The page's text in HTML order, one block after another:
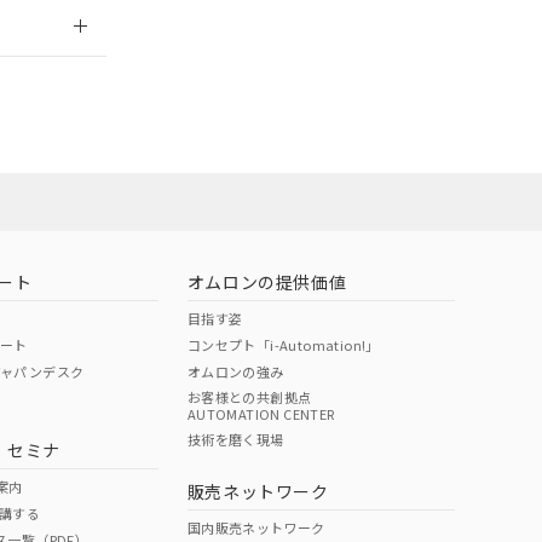
O O
ページへ
ください
ト
ト
パンデスク
セミナ
内
する
オムロンの提供価値
目指す姿
コンセプト「i-Automation!」
オムロンの強み
お客様との共創拠点
AUTOMATION CENTER
技術を磨く現場
販売ネットワーク
国内販売ネットワーク